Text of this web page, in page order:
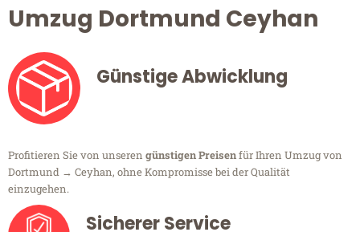
Umzug Dortmund Ceyhan
Günstige Abwicklung
Profitieren Sie von unseren günstigen Preisenfür Ihren Umzug von
Dortmund → Ceyhan, ohne Kompromisse bei der Qualität
einzugehen.
Sicherer Service